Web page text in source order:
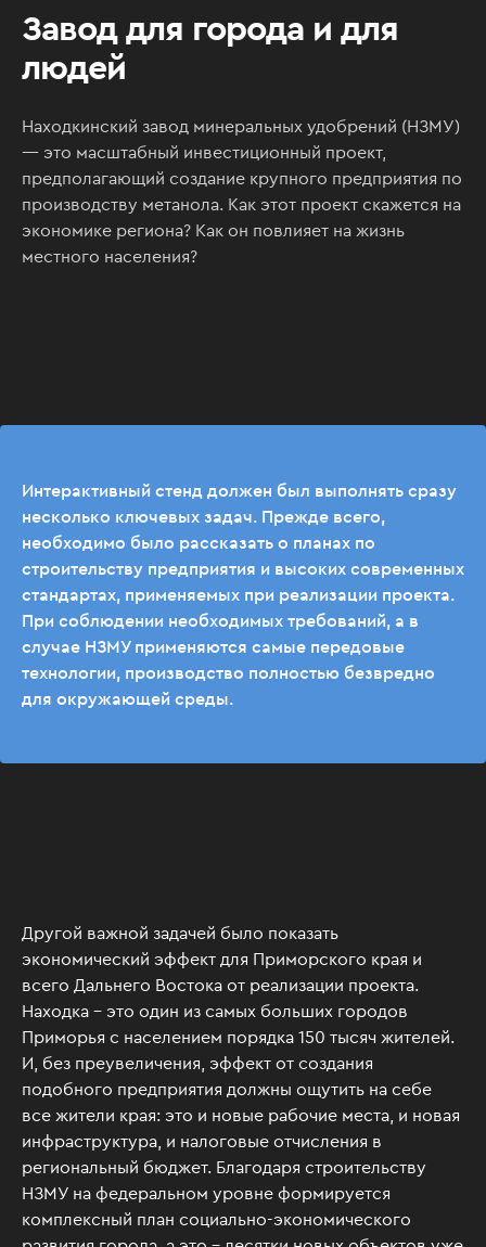
Завод для города и для
людей
Находкинский завод минеральных удобрений (НЗМУ)
— это масштабный инвестиционный проект,
предполагающий создание крупного предприятия по
производству метанола. Как этот проект скажется на
экономике региона? Как он повлияет на жизнь
местного населения?
Интерактивный стенд должен был выполнять сразу
несколько ключевых задач. Прежде всего,
необходимо было рассказать о планах по
строительству предприятия и высоких современных
стандартах, применяемых при реализации проекта.
При соблюдении необходимых требований, а в
случае НЗМУ применяются самые передовые
технологии, производство полностью безвредно
для окружающей среды.
Другой важной задачей было показать
экономический эффект для Приморского края и
всего Дальнего Востока от реализации проекта.
Находка – это один из самых больших городов
Приморья с населением порядка 150 тысяч жителей.
И, без преувеличения, эффект от создания
подобного предприятия должны ощутить на себе
все жители края: это и новые рабочие места, и новая
инфраструктура, и налоговые отчисления в
региональный бюджет. Благодаря строительству
НЗМУ на федеральном уровне формируется
комплексный план социально-экономического